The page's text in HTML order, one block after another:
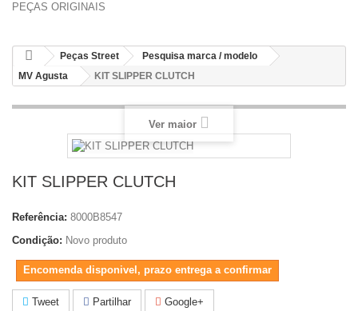
PEÇAS ORIGINAIS
Peças Street
Pesquisa marca / modelo
MV Agusta
KIT SLIPPER CLUTCH
Ver maior
KIT SLIPPER CLUTCH
Referência: 8000B8547
Condição: Novo produto
Encomenda disponivel, prazo entrega a confirmar
Tweet Partilhar Google+